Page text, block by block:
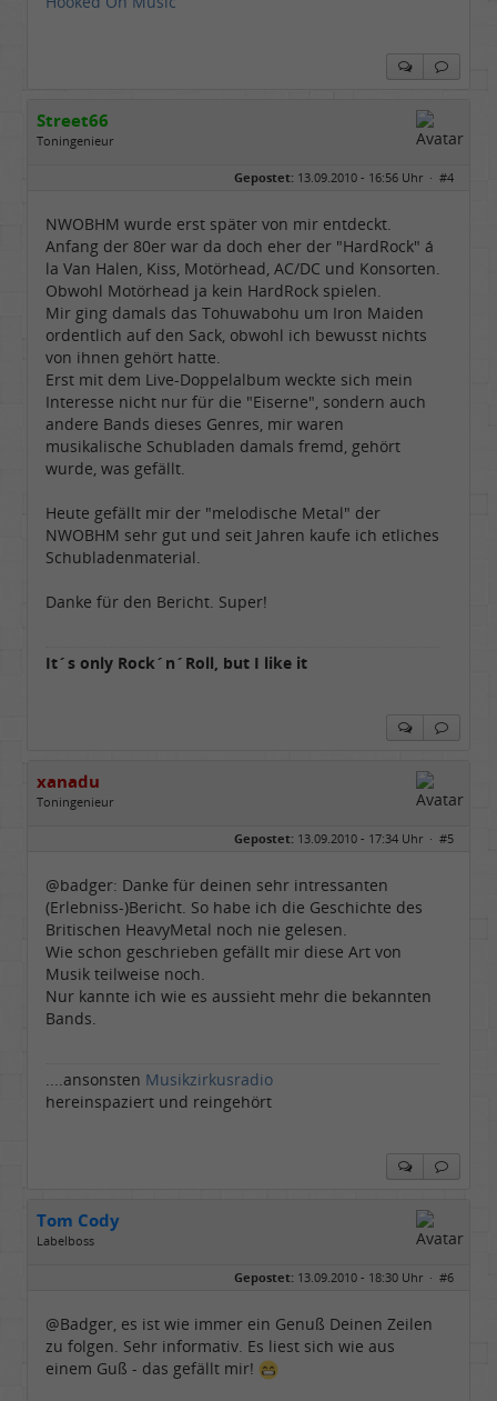
Street66
Toningenieur
Gepostet: 13.09.2010 - 16:56 Uhr · #4
NWOBHM wurde erst später von mir entdeckt.
Anfang der 80er war da doch eher der "HardRock" á
la Van Halen, Kiss, Motörhead, AC/DC und Konsorten.
Obwohl Motörhead ja kein HardRock spielen.
Mir ging damals das Tohuwabohu um Iron Maiden
ordentlich auf den Sack, obwohl ich bewusst nichts
von ihnen gehört hatte.
Erst mit dem Live-Doppelalbum weckte sich mein
Interesse nicht nur für die "Eiserne", sondern auch
andere Bands dieses Genres, mir waren
musikalische Schubladen damals fremd, gehört
wurde, was gefällt.
Heute gefällt mir der "melodische Metal" der
NWOBHM sehr gut und seit Jahren kaufe ich etliches
Schubladenmaterial.
Danke für den Bericht. Super!
It´s only Rock´n´Roll, but I like it
xanadu
Toningenieur
Rain am Lech (Bayern)
Beiträge:
6537
Dabei seit:
05 / 2006
Gepostet: 13.09.2010 - 17:34 Uhr · #5
@badger: Danke für deinen sehr intressanten
(Erlebniss-)Bericht. So habe ich die Geschichte des
Britischen HeavyMetal noch nie gelesen.
Wie schon geschrieben gefällt mir diese Art von
Musik teilweise noch.
Nur kannte ich wie es aussieht mehr die bekannten
Bands.
....ansonsten Musikzirkusradio
hereinspaziert und reingehört
Tom Cody
Labelboss
Dabei seit:
11 / 2006
Gepostet: 13.09.2010 - 18:30 Uhr · #6
@Badger, es ist wie immer ein Genuß Deinen Zeilen
zu folgen. Sehr informativ. Es liest sich wie aus
einem Guß - das gefällt mir!